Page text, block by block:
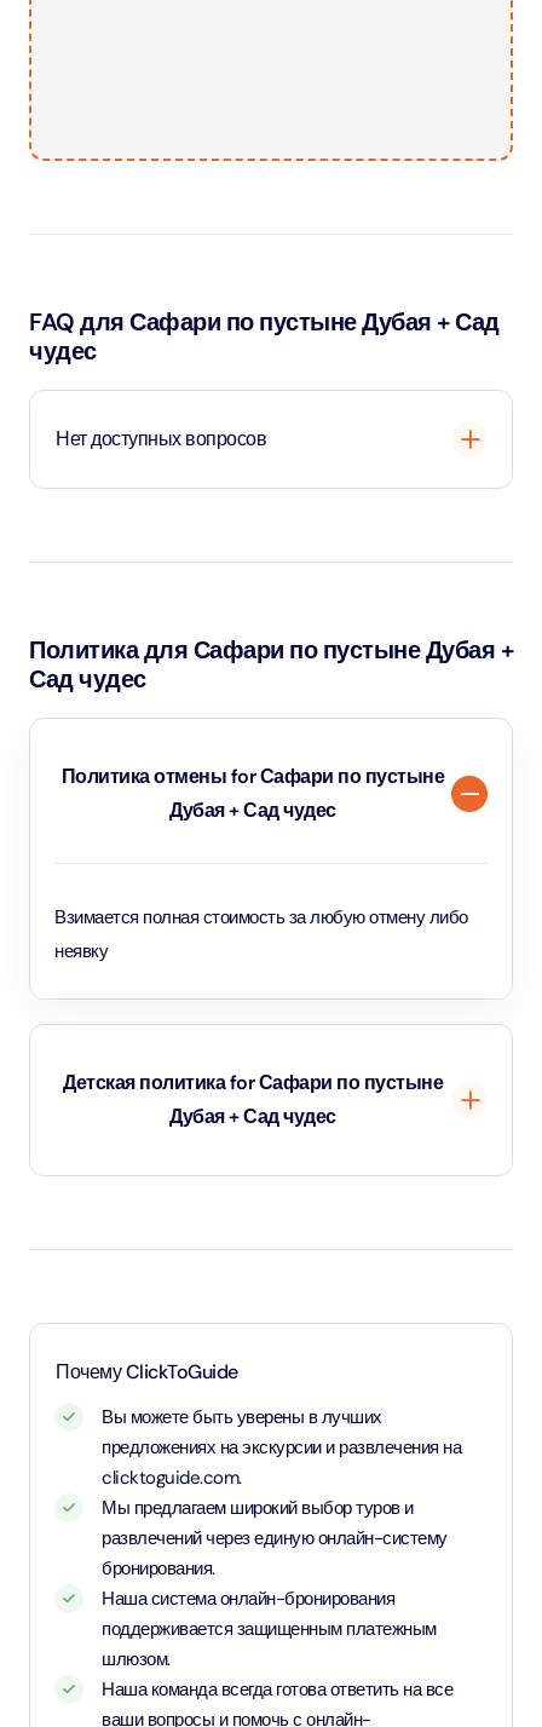
FAQ для Сафари по пустыне Дубая + Сад
чудес
Нет доступных вопросов
Политика для Сафари по пустыне Дубая +
Сад чудес
Политика отмены for Сафари по пустыне
Дубая + Сад чудес
Взимается полная стоимость за любую отмену либо
неявку
Детская политика for Сафари по пустыне
Дубая + Сад чудес
подтверждающий возраст).
Почему ClickToGuide
Вы можете быть уверены в лучших
предложениях на экскурсии и развлечения на
clicktoguide.com.
Мы предлагаем широкий выбор туров и
развлечений через единую онлайн-систему
бронирования.
Наша система онлайн-бронирования
поддерживается защищенным платежным
шлюзом.
Наша команда всегда готова ответить на все
ваши вопросы и помочь с онлайн-